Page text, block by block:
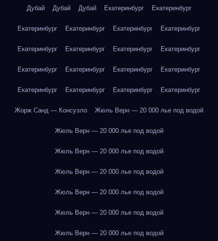
Дубай Дубай Дубай Екатеринбург Екатеринбург
Екатеринбург Екатеринбург Екатеринбург Екатеринбург
Екатеринбург Екатеринбург Екатеринбург Екатеринбург
Екатеринбург Екатеринбург Екатеринбург Екатеринбург
Екатеринбург Екатеринбург Екатеринбург Екатеринбург
Жорж Санд — Консуэло Жюль Верн — 20 000 лье под водой
Жюль Верн — 20 000 лье под водой
Жюль Верн — 20 000 лье под водой
Жюль Верн — 20 000 лье под водой
Жюль Верн — 20 000 лье под водой
Жюль Верн — 20 000 лье под водой
Жюль Верн — 20 000 лье под водой